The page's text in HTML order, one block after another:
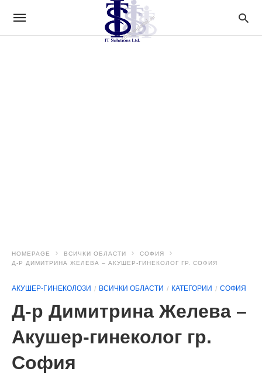
HOMEPAGE ВСИЧКИ ОБЛАСТИ
СОФИЯ
Д-Р ДИМИТРИНА ЖЕЛЕВА – АКУШЕР-ГИНЕКОЛОГ ГР. СОФИЯ
АКУШЕР-ГИНЕКОЛОЗИ ВСИЧКИ ОБЛАСТИ КАТЕГОРИИ СОФИЯ
Д-р Димитрина Желева –
Акушер-гинеколог гр.
София